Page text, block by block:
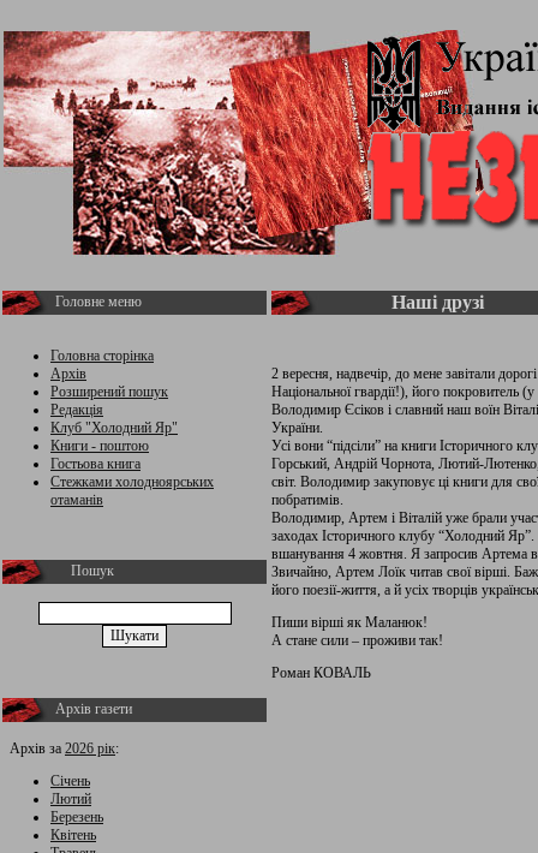
Головне меню
Головна сторінка
Архів
Розширений пошук
Редакція
Клуб "Холодний Яр"
Книги - поштою
Гостьова книга
Стежками холодноярських
отаманів
Пошук
Архів газети
Архів за 2026 рік:
Січень
Лютий
Березень
Квітень
Наші друзі
2 вересня, надвечір, до мене завітали
Національної гвардії!), його покровитель
Володимир Єсіков і славний наш воїн
України.
Усі вони “підсіли” на книги Історичного
Горський, Андрій Чорнота, Лютий-
світ. Володимир закуповує ці книги для
побратимів.
Володимир, Артем і Віталій уже брали
заходах Історичного клубу “Холодний
вшанування 4 жовтня. Я запросив Артема
Звичайно, Артем Лоїк читав свої вірші.
його поезії-життя, а й усіх творців
Пиши вірші як Маланюк!
А стане сили – проживи так!
Роман КОВАЛЬ